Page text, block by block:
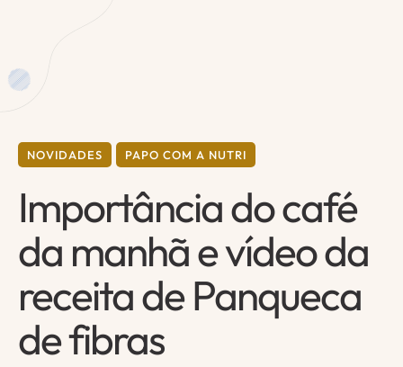
NOVIDADES PAPO COM A NUTRI
Importância do café
da manhã e vídeo da
receita de Panqueca
de fibras